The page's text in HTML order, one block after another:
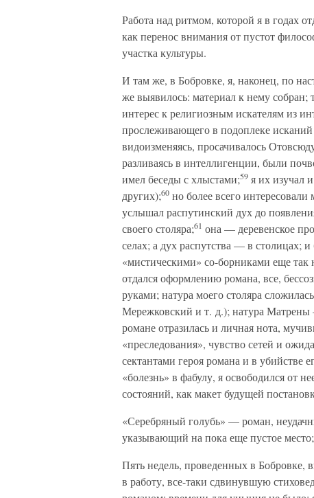
Работа над ритмом, которой я в годах
как перенос внимания от пустот
участка культуры.
И там же, в Бобровке, я, наконец, по
же выявилось: материал к нему
интерес к религиозным искателям из
прослеживающего в подоплеке
видоизменяясь, просачивалось
разливаясь в интеллигенции, были
имел беседы с хлыстами;59 я их изучал
других);60 но более всего
услышал распутинский дух до
своего столяра;61 она — деревенское
селах; а дух распутства — в столицах;
«мистическими» со-борниками еще
отдался оформлению романа, все,
руками; натура моего столяра
Мережковский и т. д.); натура
романе отразилась и личная нота,
«преследования», чувство сетей и
сектантами героя романа и в убийстве
«болезнь» в фабулу, я освободился от
состояний, как макет будущей
«Серебряный голубь» — роман,
указывающий на пока еще пустое
Пять недель, проведенных в Бобровке,
в работу, все-таки сдвинувшую